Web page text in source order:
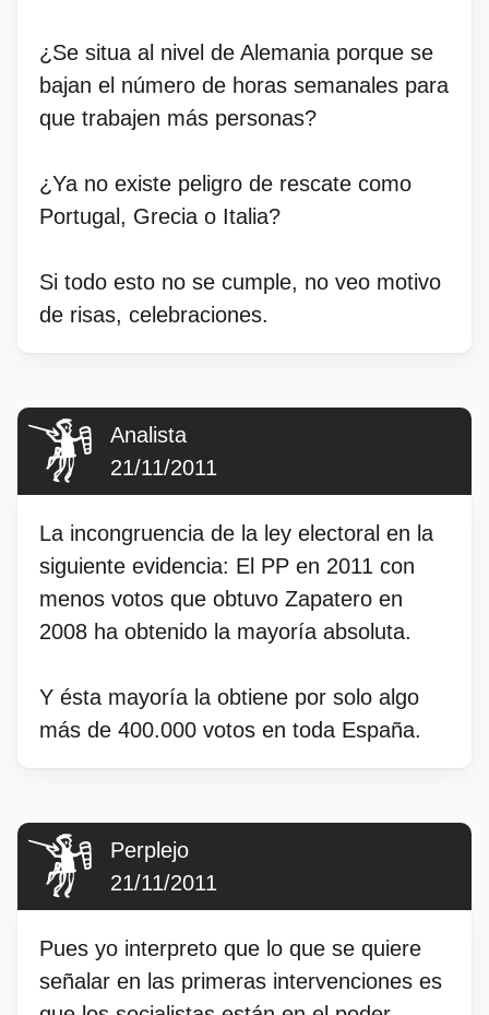
¿Se situa al nivel de Alemania porque se
bajan el número de horas semanales para
que trabajen más personas?
¿Ya no existe peligro de rescate como
Portugal, Grecia o Italia?
Si todo esto no se cumple, no veo motivo
de risas, celebraciones.
Analista
21/11/2011
La incongruencia de la ley electoral en la
siguiente evidencia: El PP en 2011 con
menos votos que obtuvo Zapatero en
2008 ha obtenido la mayoría absoluta.
Y ésta mayoría la obtiene por solo algo
más de 400.000 votos en toda España.
Perplejo
21/11/2011
Pues yo interpreto que lo que se quiere
señalar en las primeras intervenciones es